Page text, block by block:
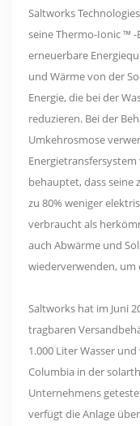
Saltworks
seine Thermo-Ionic ™
erneuerbare
und Wärme von der
Energie, die bei der
reduzieren. Bei der
Umkehrosmose
behauptet, dass seine
zu 80% weniger
verbraucht als
auch Abwärme und
wiederverwenden, um
Saltworks hat im Juni
tragbaren
1.000 Liter Wasser
Columbia in der
Unternehmens
verfügt die Anlage